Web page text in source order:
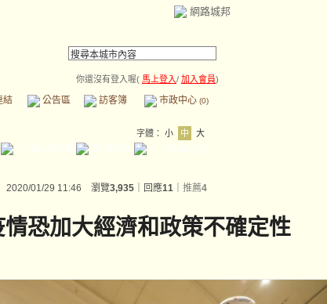
網路城邦
你還沒有登入喔( 馬上登入/ 加入會員)
結 公告區 訪客簿 市政中心 (0)
字體： 小 中
大
2020/01/29 11:46 瀏覽3,935 ｜回應11 推薦4
恐加大經濟和政策不確定性